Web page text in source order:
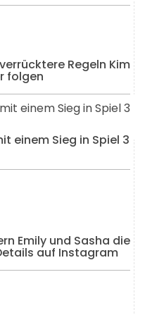
Regeln Kim
folgen
einem Sieg in Spiel 3
Emily und Sasha die
auf Instagram